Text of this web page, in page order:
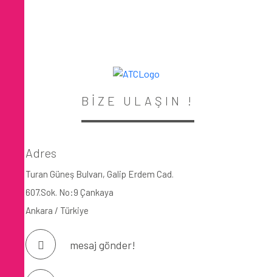
BİZE ULAŞIN !
Adres
Turan Güneş Bulvarı, Galip Erdem Cad.
607.Sok. No:9 Çankaya
Ankara / Türkiye
mesaj gönder!